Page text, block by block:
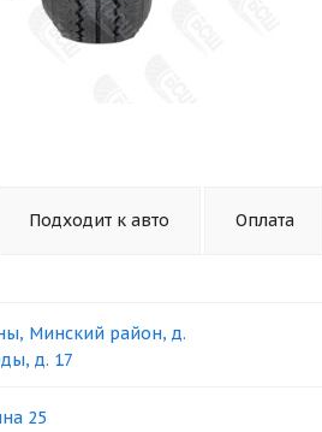
Подходит к авто Оплата
Минский район, д.
д. 17
25